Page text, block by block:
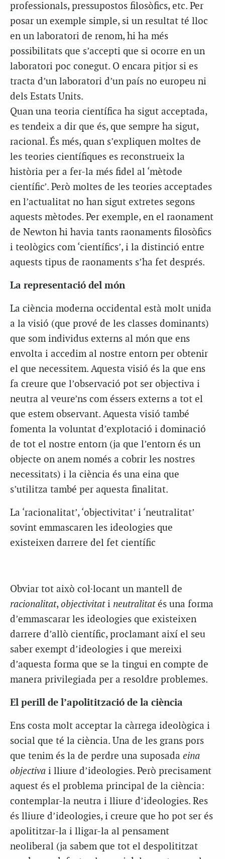
professionals, pressupostos filosòfics, etc. Per
posar un exemple simple, si un resultat té lloc
en un laboratori de renom, hi ha més
possibilitats que s’accepti que si ocorre en un
laboratori poc conegut. O encara pitjor si es
tracta d’un laboratori d’un país no europeu ni
dels Estats Units.
Quan una teoria científica ha sigut acceptada,
es tendeix a dir que és, que sempre ha sigut,
racional. És més, quan s’expliquen moltes de
les teories científiques es reconstrueix la
història per a fer-la més fidel al ‘mètode
científic’. Però moltes de les teories acceptades
en l’actualitat no han sigut extretes segons
aquests mètodes. Per exemple, en el raonament
de Newton hi havia tants raonaments filosòfics
i teològics com ‘científics’, i la distinció entre
aquests tipus de raonaments s’ha fet després.
La representació del món
La ciència moderna occidental està molt unida
a la visió (que prové de les classes dominants)
que som individus externs al món que ens
envolta i accedim al nostre entorn per obtenir
el que necessitem. Aquesta visió és la que ens
fa creure que l’observació pot ser objectiva i
neutra al veure’ns com éssers externs a tot el
que estem observant. Aquesta visió també
fomenta la voluntat d’explotació i dominació
de tot el nostre entorn (ja que l’entorn és un
objecte on anem només a cobrir les nostres
necessitats) i la ciència és una eina que
s’utilitza també per aquesta finalitat.
La ‘racionalitat’, ‘objectivitat’ i ‘neutralitat’
sovint emmascaren les ideologies que
existeixen darrere del fet científic
Obviar tot això col·locant un mantell de
racionalitat, objectivitati neutralitatés una forma
d’emmascarar les ideologies que existeixen
darrere d’allò científic, proclamant així el seu
saber exempt d’ideologies i que mereixi
d’aquesta forma que se la tingui en compte de
manera privilegiada per a resoldre problemes.
El perill de l’apolitització de la ciència
Ens costa molt acceptar la càrrega ideològica i
social que té la ciència. Una de les grans pors
que tenim és la de perdre una suposada eina
objectiva i lliure d’ideologies. Però precisament
aquest és el problema principal de la ciència:
contemplar-la neutra i lliure d’ideologies. Res
és lliure d’ideologies, i creure que ho pot ser és
apolititzar-la i lligar-la al pensament
neoliberal (ja sabem que tot el despolititzat